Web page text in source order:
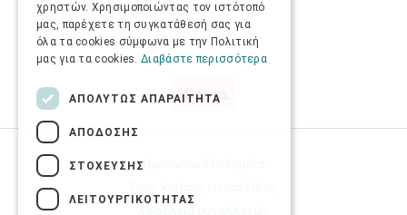
Προσωπικά δεδομένα
χρηστών. Χρησιμοποιώντας τον ιστότοπό
μας, παρέχετε τη συγκατάθεσή σας για
όλα τα cookies σύμφωνα με την Πολιτική
μας για τα cookies. Διαβάστε περισσότερα
ΑΠΟΛΎΤΩΣ ΑΠΑΡΑΊΤΗΤΑ
ΑΠΌΔΟΣΗΣ
ΣΤΌΧΕΥΣΗΣ
ΛΕΙΤΟΥΡΓΙΚΌΤΗΤΑΣ